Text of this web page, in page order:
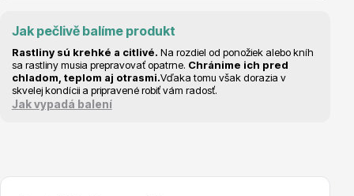
Cibuloviny
Jak pečlivě balíme produkt
Rastliny sú krehké a citlivé. Na rozdiel od ponožiek alebo kníh
sa rastliny musia prepravovať opatrne. Chránime ich pred
chladom, teplom aj otrasmi.Vďaka tomu však dorazia v
skvelej kondícii a pripravené robiť vám radosť.
Jak vypadá balení